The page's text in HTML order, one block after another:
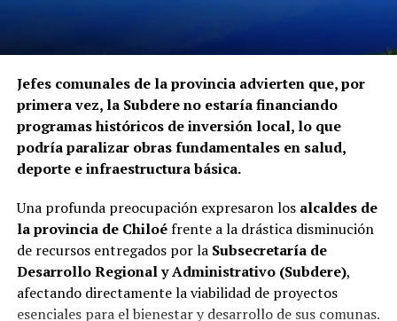
Jefes comunales de la provincia advierten que, por
primera vez, la Subdere no estaría financiando
programas históricos de inversión local, lo que
podría paralizar obras fundamentales en salud,
deporte e infraestructura básica.
Una profunda preocupación expresaron los alcaldes de
la provincia de Chiloéfrente a la drástica disminución
de recursos entregados por la Subsecretaría de
Desarrollo Regional y Administrativo (Subdere),
afectando directamente la viabilidad de proyectos
esenciales para el bienestar y desarrollo de sus comunas.